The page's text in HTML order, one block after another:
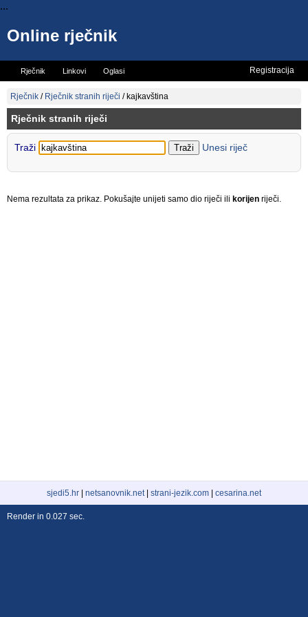
...
Online rječnik
Rječnik Linkovi Oglasi
Vicevi Mini rječnik
Registracija
Rječnik / Rječnik stranih riječi / kajkavština
Rječnik stranih riječi
Traži Unesi riječ
Nema rezultata za prikaz. Pokušajte unijeti samo dio riječi ili korijen riječi.
sjedi5.hr netsanovnik.net| strani-jezik.com cesarina.net
Render in 0.027 sec.